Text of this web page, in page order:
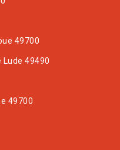
49700
Lude 49490
49700